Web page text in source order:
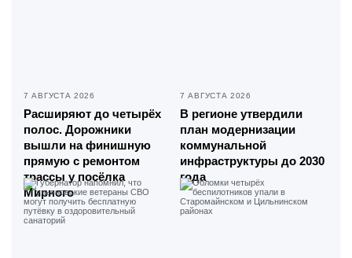
7 АВГУСТА 2026
Расширяют до четырёх
полос. Дорожники
вышли на финишную
прямую с ремонтом
трассы у посёлка
Мирного
7 АВГУСТА 2026
В регионе утвердили
план модернизации
коммунальной
инфраструктуры до 2030
года